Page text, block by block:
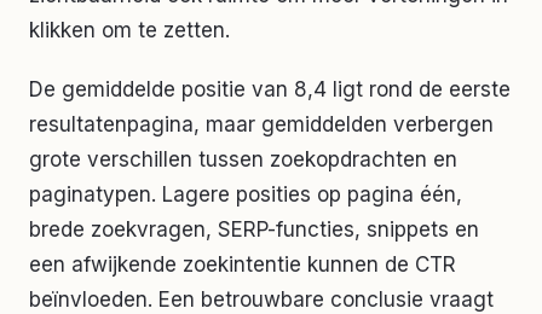
klikken om te zetten.
De gemiddelde positie van 8,4 ligt rond de eerste
resultatenpagina, maar gemiddelden verbergen
grote verschillen tussen zoekopdrachten en
paginatypen. Lagere posities op pagina één,
brede zoekvragen, SERP-functies, snippets en
een afwijkende zoekintentie kunnen de CTR
beïnvloeden. Een betrouwbare conclusie vraagt